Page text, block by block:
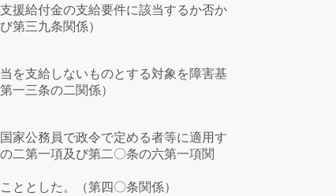
援給付金の支給要件に該当するか否か
第三九条関係）
支給しないものとする対象を障害基
一三条の二関係）
家公務員で政令で定める者等に適用す
二第一項及び第二〇条の六第一項関
とした。（第四〇条関係）